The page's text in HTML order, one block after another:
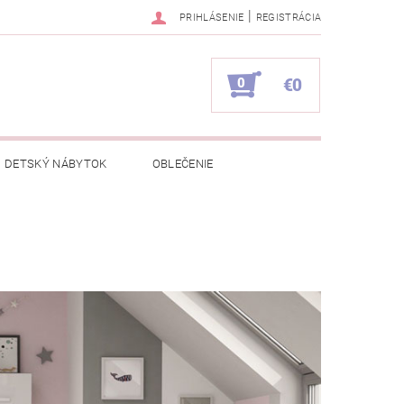
PRIHLÁSENIE | REGISTRÁCIA
0 €0
DETSKÝ NÁBYTOK OBLEČENIE